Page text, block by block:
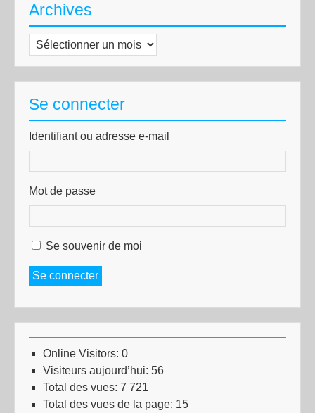
Archives
Archives
Se connecter
Identifiant ou adresse e-mail
Mot de passe
Se souvenir de moi
Se connecter
Online Visitors: 0
Visiteurs aujourd’hui: 56
Total des vues: 7 721
Total des vues de la page: 15